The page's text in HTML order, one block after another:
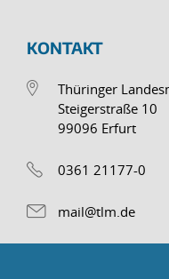
KONTAKT
Thüringer
Steigerstraße 10
99096 Erfurt
0361 21177-0
mail@tlm.de